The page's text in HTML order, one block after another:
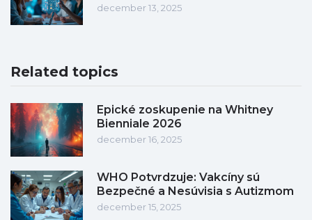
december 13, 2025
Related topics
Epické zoskupenie na Whitney
Bienniale 2026
december 16, 2025
WHO Potvrdzuje: Vakcíny sú
Bezpečné a Nesúvisia s Autizmom
december 15, 2025